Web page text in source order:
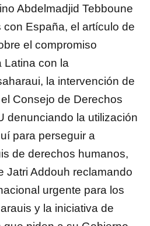
Abdelmadjid Tebboune
España, el artículo de
el compromiso
Latina con la
la intervención de
Consejo de Derechos
denunciando la utilización
para perseguir a
de derechos humanos,
Jatri Addouh reclamando
urgente para los
y la iniciativa de